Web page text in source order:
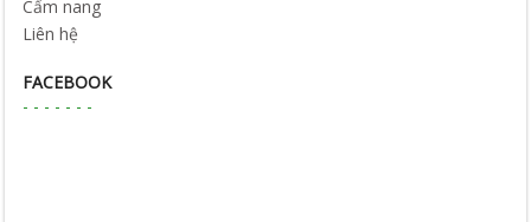
Cẩm nang
Liên hệ
FACEBOOK